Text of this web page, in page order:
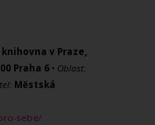
v Praze,
Praha 6 • Oblast:
Městská
sebe/